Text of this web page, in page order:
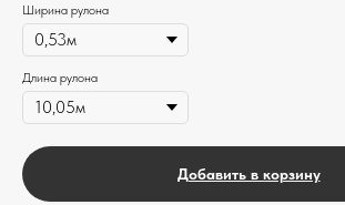
Ширина рулона
Длина рулона
Добавить в корзину